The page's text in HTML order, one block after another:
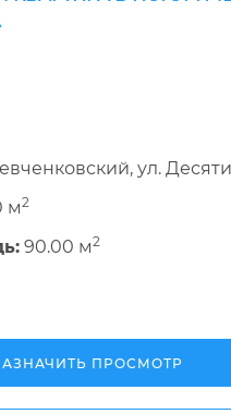
ул.
м2
90.00 м2
ПРОСМОТР